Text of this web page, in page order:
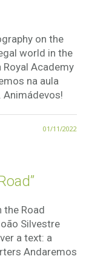
on the
world in the
Royal Academy
na aula
Animádevos!
01/11/2022
the Road
Silvestre
a text: a
Andaremos